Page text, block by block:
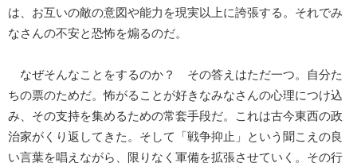
は、お互いの敵の意図や能力を現実以上に誇張する。それでみ
なさんの不安と恐怖を煽るのだ。
なぜそんなことをするのか？ その答えはただ一つ。自分た
ちの票のためだ。怖がることが好きなみなさんの心理につけ込
み、その支持を集めるための常套手段だ。これは古今東西の政
治家がくり返してきた。そして「戦争抑止」という聞こえの良
い言葉を唱えながら、限りなく軍備を拡張させていく。その行